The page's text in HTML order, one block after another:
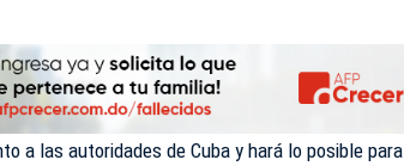
a las autoridades de Cuba y hará lo posible para